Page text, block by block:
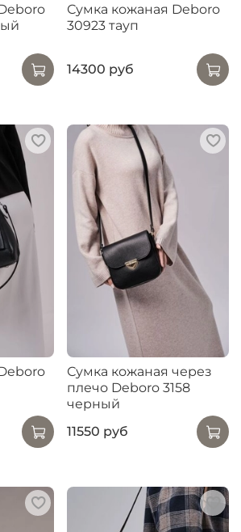
Сумка кожаная Deboro
30923 тауп
14300 руб
Сумка кожаная через
плечо Deboro 3158
черный
11550 руб